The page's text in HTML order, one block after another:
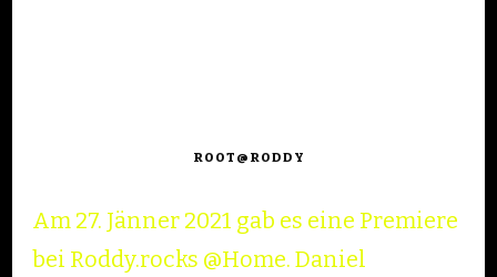
ROOT@RODDY
Am 27. Jänner 2021 gab es eine Premiere
bei Roddy.rocks @Home. Daniel